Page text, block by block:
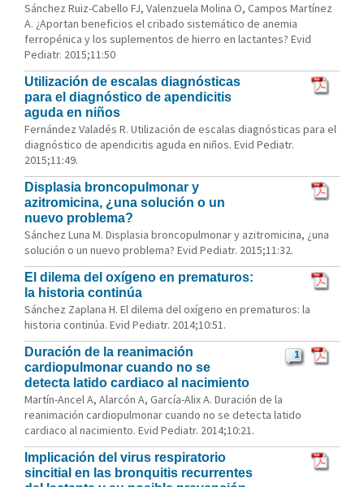
Sánchez Ruiz-Cabello FJ, Valenzuela Molina O, Campos Martínez
A. ¿Aportan beneficios el cribado sistemático de anemia
ferropénica y los suplementos de hierro en lactantes? Evid
Pediatr. 2015;11:50
Utilización de escalas diagnósticas
para el diagnóstico de apendicitis
aguda en niños
Fernández Valadés R. Utilización de escalas diagnósticas para el
diagnóstico de apendicitis aguda en niños. Evid Pediatr.
2015;11:49.
Displasia broncopulmonar y
azitromicina, ¿una solución o un
nuevo problema?
Sánchez Luna M. Displasia broncopulmonar y azitromicina, ¿una
solución o un nuevo problema? Evid Pediatr. 2015;11:32.
El dilema del oxígeno en prematuros:
la historia continúa
Sánchez Zaplana H. El dilema del oxígeno en prematuros: la
historia continúa. Evid Pediatr. 2014;10:51.
1
Duración de la reanimación
cardiopulmonar cuando no se
detecta latido cardiaco al nacimiento
Martín-Ancel A, Alarcón A, García-Alix A. Duración de la
reanimación cardiopulmonar cuando no se detecta latido
cardiaco al nacimiento. Evid Pediatr. 2014;10:21.
Implicación del virus respiratorio
sincitial en las bronquitis recurrentes